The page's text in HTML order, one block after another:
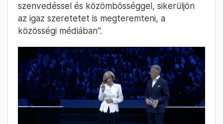
szenvedéssel és közömbösséggel, sikerüljön
az igaz szeretetet is megteremteni, a
közösségi médiában”.